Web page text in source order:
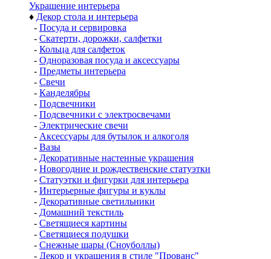
Украшение интерьера
♦ Декор стола и интерьера
- Посуда и сервировка
- Скатерти, дорожки, салфетки
- Кольца для салфеток
- Одноразовая посуда и аксессуары
- Предметы интерьера
- Свечи
- Канделябры
- Подсвечники
- Подсвечники с электросвечами
- Электрические свечи
- Аксессуары для бутылок и алкоголя
- Вазы
- Декоративные настенные украшения
- Новогодние и рождественские статуэтки
- Статуэтки и фигурки для интерьера
- Интерьерные фигуры и куклы
- Декоративные светильники
- Домашний текстиль
- Светящиеся картины
- Светящиеся подушки
- Снежные шары (Сноуболлы)
- Декор и украшения в стиле "Прованс"